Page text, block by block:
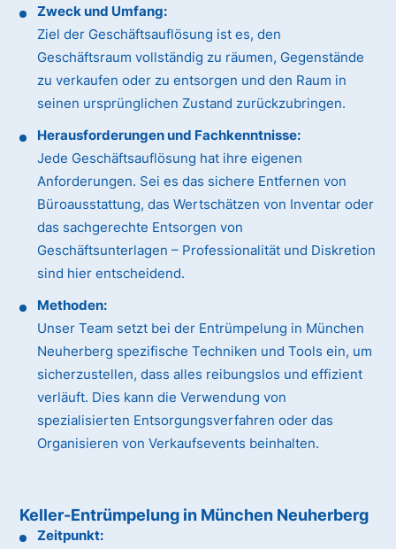
Zweck und Umfang:
Ziel der Geschäftsauflösung ist es, den
Geschäftsraum vollständig zu räumen, Gegenstände
zu verkaufen oder zu entsorgen und den Raum in
seinen ursprünglichen Zustand zurückzubringen.
Herausforderungen und Fachkenntnisse:
Jede Geschäftsauflösung hat ihre eigenen
Anforderungen. Sei es das sichere Entfernen von
Büroausstattung, das Wertschätzen von Inventar oder
das sachgerechte Entsorgen von
Geschäftsunterlagen – Professionalität und Diskretion
sind hier entscheidend.
Methoden:
Unser Team setzt bei der Entrümpelung in München
Neuherberg spezifische Techniken und Tools ein, um
sicherzustellen, dass alles reibungslos und effizient
verläuft. Dies kann die Verwendung von
spezialisierten Entsorgungsverfahren oder das
Organisieren von Verkaufsevents beinhalten.
Keller-Entrümpelung in München Neuherberg
Zeitpunkt: